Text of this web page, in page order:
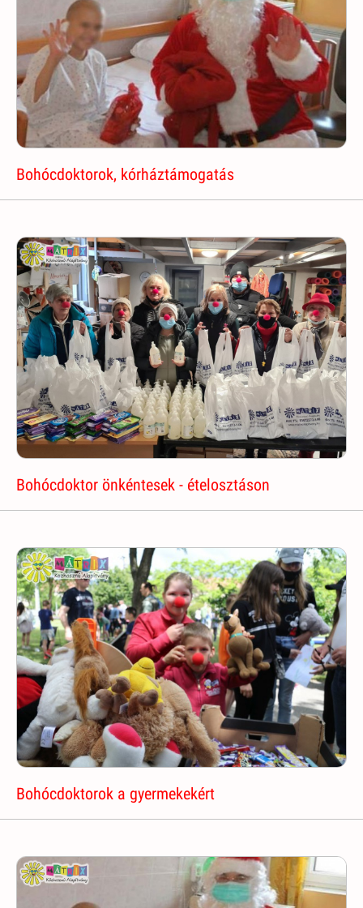
Bohócdoktorok, kórháztámogatás
Bohócdoktor önkéntesek - ételosztáson
Bohócdoktorok a gyermekekért